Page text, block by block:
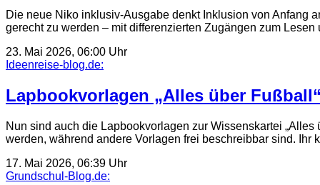
Die neue Niko inklusiv-Ausgabe denkt Inklusion von Anfang
gerecht zu werden – mit differenzierten Zugängen zum
23. Mai 2026, 06:00 Uhr
Ideenreise-blog.de:
Lapbookvorlagen „Alles über
Nun sind auch die Lapbookvorlagen zur Wissenskartei
werden, während andere Vorlagen frei beschreibbar sind. Ihr
17. Mai 2026, 06:39 Uhr
Grundschul-Blog.de: